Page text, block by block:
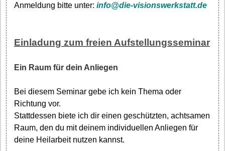
Anmeldung bitte unter: info@die-visionswerkstatt.de
Einladung zum freien Aufstellungsseminar
Ein Raum für dein Anliegen
Bei diesem Seminar gebe ich kein Thema oder
Richtung vor.
Stattdessen biete ich dir einen geschützten, achtsamen
Raum, den du mit deinem individuellen Anliegen für
deine Heilarbeit nutzen kannst.